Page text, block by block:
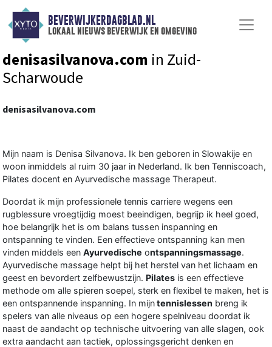
BEVERWIJKERDAGBLAD.NL
lokaal nieuws beverwijk en omgeving
denisasilvanova.com in Zuid-
Scharwoude
denisasilvanova.com
Mijn naam is Denisa Silvanova. Ik ben geboren in Slowakije en
woon inmiddels al ruim 30 jaar in Nederland. Ik ben Tenniscoach,
Pilates docent en Ayurvedische massage Therapeut.
Doordat ik mijn professionele tennis carriere wegens een
rugblessure vroegtijdig moest beeindigen, begrijp ik heel goed,
hoe belangrijk het is om balans tussen inspanning en
ontspanning te vinden. Een effectieve ontspanning kan men
vinden middels een Ayurvedische ontspanningsmassage.
Ayurvedische massage helpt bij het herstel van het lichaam en
geest en bevordert zelfbewustzijn. Pilates is een effectieve
methode om alle spieren soepel, sterk en flexibel te maken, het is
een ontspannende inspanning. In mijntennislessen breng ik
spelers van alle niveaus op een hogere spelniveau doordat ik
naast de aandacht op technische uitvoering van alle slagen, ook
extra aandacht aan tactiek, oplossingsgericht denken en